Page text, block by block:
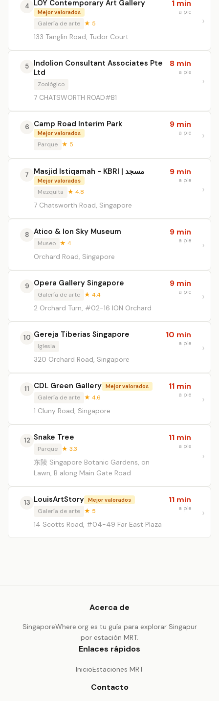
4 LOY Contemporary Art Gallery
Mejor valorados
Galería de arte ★ 5
133 Tanglin Road, Tudor Court
1 min
a pie
5
Indolion Consultant Associates Pte
Ltd
Zoológico
7 CHATSWORTH ROAD#B1
8 min
a pie
6 Camp Road Interim Park
Mejor valorados
Parque ★ 5
9 min
a pie
7 Masjid Istiqamah - KBRI | مسجد
Mejor valorados
Mezquita ★ 4.8
7 Chatsworth Road, Singapore
9 min
a pie
8 Atico & Ion Sky Museum
Museo ★ 4
Orchard Road, Singapore
9 min
a pie
9 Opera Gallery Singapore
Galería de arte ★ 4.4
2 Orchard Turn, #02-16 ION Orchard
9 min
a pie
10 Gereja Tiberias Singapore
Iglesia
320 Orchard Road, Singapore
10 min
a pie
11 CDL Green Gallery Mejor valorados
Galería de arte ★ 4.6
1 Cluny Road, Singapore
11 min
a pie
12 Snake Tree
Parque ★ 3.3
东陵 Singapore Botanic Gardens, on
Lawn, B along Main Gate Road
11 min
a pie
13 LouisArtStory Mejor valorados
Galería de arte ★ 5
14 Scotts Road, #04-49 Far East Plaza
11 min
a pie
Acerca de
SingaporeWhere.org es tu guía para explorar Singapur
por estación MRT.
Enlaces rápidos
InicioEstaciones MRT
Contacto